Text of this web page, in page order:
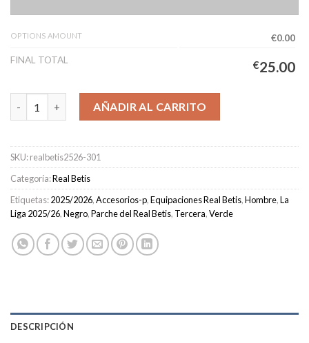
OPTIONS AMOUNT
€0.00
FINAL TOTAL
€25.00
Camiseta Real Betis Tercera Equipación Hombre 2025/2026
AÑADIR AL CARRITO
SKU:realbetis2526-301
Categoría:Real Betis
Etiquetas:2025/2026,Accesorios-p,Equipaciones Real Betis,Hombre,La
Liga 2025/26,Negro,Parche del Real Betis, Tercera,Verde
DESCRIPCIÓN